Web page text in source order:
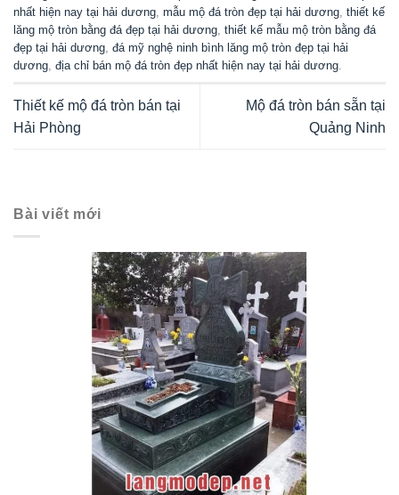
nhất hiện nay tại hải dương, mẫu mộ đá tròn đẹp tại hải dương, thiết kế
lăng mộ tròn bằng đá đẹp tại hải dương, thiết kế mẫu mộ tròn bằng đá
đẹp tại hải dương, đá mỹ nghệ ninh bình lăng mộ tròn đẹp tại hải
dương, địa chỉ bán mộ đá tròn đẹp nhất hiện nay tại hải dương.
Thiết kế mộ đá tròn bán tại
Hải Phòng
Mộ đá tròn bán sẵn tại
Quảng Ninh
Bài viết mới